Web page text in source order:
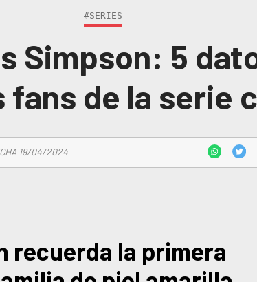
#SERIES
Simpson: 5
fans de la serie
19/04/2024
recuerda la primera